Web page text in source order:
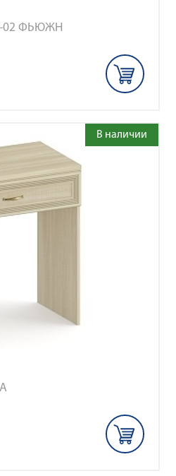
02 ФЬЮЖН
В наличии